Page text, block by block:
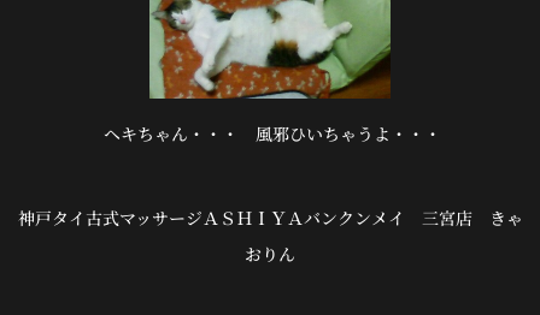
ヘキちゃん・・・ 風邪ひいちゃうよ・・・
神戸タイ古式マッサージＡＳＨＩＹＡバンクンメイ 三宮店 きゃ
おりん